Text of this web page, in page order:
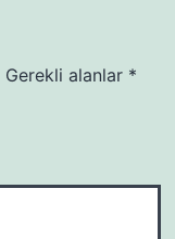
Gerekli alanlar *